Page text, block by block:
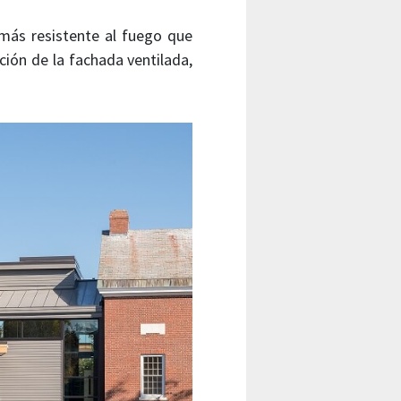
resistente al fuego que
de la fachada ventilada,